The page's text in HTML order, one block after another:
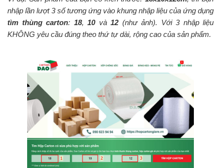
nhập lần lượt 3 số tương ứng vào khung nhập liệu của ứng dụng
tìm thùng carton: 18, 10 và 12 (như ảnh). Với 3 nhập liệu
KHÔNG yêu cầu đúng theo thứ tự dài, rộng cao của sản phẩm.